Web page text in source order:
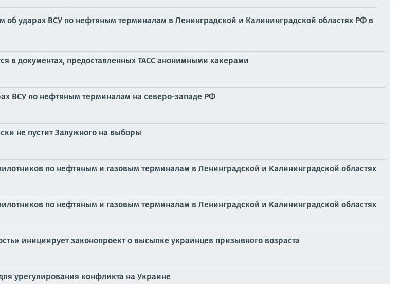
об ударах ВСУ по нефтяным терминалам в Ленинградской и Калининградской областях РФ в
в документах, предоставленных ТАСС анонимными хакерами
ВСУ по нефтяным терминалам на северо-западе РФ
не пустит Залужного на выборы
по нефтяным и газовым терминалам в Ленинградской и Калининградской областях
по нефтяным и газовым терминалам в Ленинградской и Калининградской областях
инициирует законопроект о высылке украинцев призывного возраста
урегулирования конфликта на Украине